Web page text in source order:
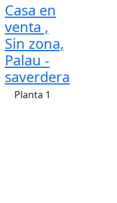
Casa en
venta ,
Sin zona,
Palau -
saverdera
Planta 1